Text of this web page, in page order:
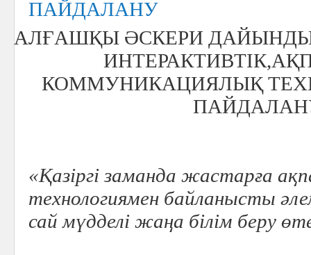
ПАЙДАЛАНУ
АЛҒАШҚЫ ӘСКЕРИ
КОММУНИКАЦИЯЛЫҚ
«Қазіргі заманда жастарға
технологиямен байланысты
сай мүдделі жаңа білім беру